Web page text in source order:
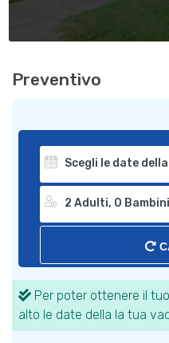
Preventivo
Per poter ottenere il
alto le date della la tua